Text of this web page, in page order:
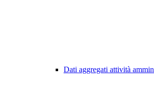
Dati aggregati attività